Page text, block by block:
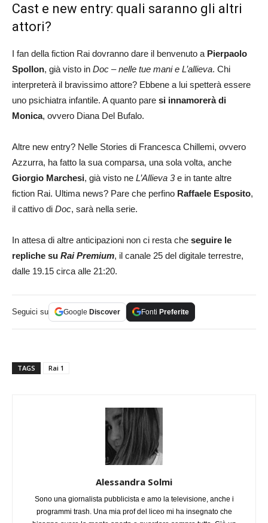
Cast e new entry: quali saranno gli altri
attori?
I fan della fiction Rai dovranno dare il benvenuto a Pierpaolo
Spollon, già visto in Doc – nelle tue mani e L’allieva. Chi
interpreterà il bravissimo attore? Ebbene a lui spetterà essere
uno psichiatra infantile. A quanto pare si innamorerà di
Monica, ovvero Diana Del Bufalo.
Altre new entry? Nelle Stories di Francesca Chillemi, ovvero
Azzurra, ha fatto la sua comparsa, una sola volta, anche
Giorgio Marchesi, già visto ne L’Allieva 3e in tante altre
fiction Rai. Ultima news? Pare che perfino Raffaele Esposito,
il cattivo di Doc, sarà nella serie.
In attesa di altre anticipazioni non ci resta che seguire le
repliche su Rai Premium, il canale 25 del digitale terrestre,
dalle 19.15 circa alle 21:20.
Seguici su Google Discover Fonti Preferite
TAGS Rai 1
Alessandra Solmi
Sono una giornalista pubblicista e amo la televisione, anche i
programmi trash. Una mia prof del liceo mi ha insegnato che